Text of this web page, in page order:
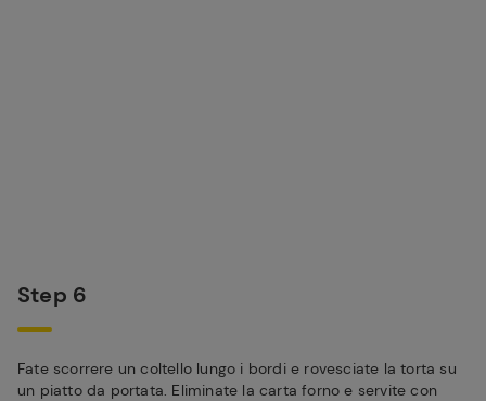
Step 6
Fate scorrere un coltello lungo i bordi e rovesciate la torta su
un piatto da portata. Eliminate la carta forno e servite con